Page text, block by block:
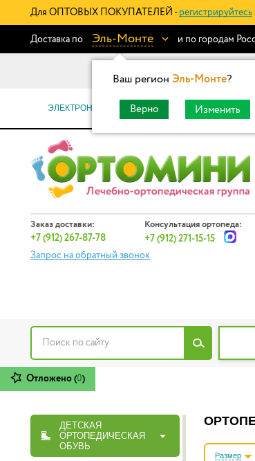
Для ОПТОВЫХ ПОКУПАТЕЛЕЙ - регистрируйтесь
Доставка по Эль-Монте
Ваш регион Эль-Монте?
Верно Изменить
и по городам
Информационный
ЭЛЕКТРОННЫЕ СЕРТИФИКАТЫ
Заказ доставки:
+7 (912) 267-87-78
Консультация ортопеда:
+7 (912) 271-15-15
Запрос на обратный звонок
Отложено (0)
ДЕТСКАЯ
ОРТОПЕДИЧЕСКАЯ
ОБУВЬ
Размер